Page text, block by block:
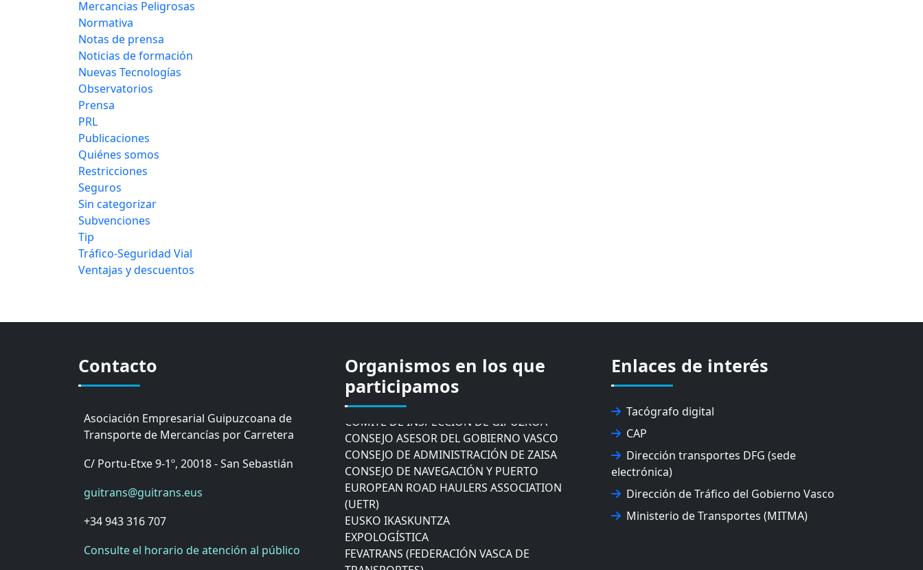
Mercancias Peligrosas
Normativa
Notas de prensa
Noticias de formación
Nuevas Tecnologías
Observatorios
Prensa
PRL
Publicaciones
Quiénes somos
Restricciones
Seguros
Sin categorizar
Subvenciones
Tip
Tráfico-Seguridad Vial
Ventajas y descuentos
Contacto
Asociación Empresarial Guipuzcoana de
Transporte de Mercancías por Carretera
C/ Portu-Etxe 9-1º, 20018 - San Sebastián
guitrans@guitrans.eus
+34 943 316 707
Consulte el horario de atención al público
Organismos en los que
participamos
CÁMARA DE COMERCIO DE GIPUZKOA
COMISIÓN ASESORA DE MOVILIDAD DEL
AYUNTAMIENTO DE DONOSTIA
CONSEJO ASESOR DEL GOBIERNO VASCO
CONSEJO DE ADMINISTRACIÓN DE ZAISA
CONSEJO DE NAVEGACIÓN Y PUERTO
EUROPEAN ROAD HAULERS ASSOCIATION
(UETR)
EUSKO IKASKUNTZA
EXPOLOGÍSTICA
FEVATRANS (FEDERACIÓN VASCA DE
TRANSPORTES)
Enlaces de interés
Tacógrafo digital
CAP
Dirección transportes DFG (sede
electrónica)
Dirección de Tráfico del Gobierno Vasco
Ministerio de Transportes (MITMA)